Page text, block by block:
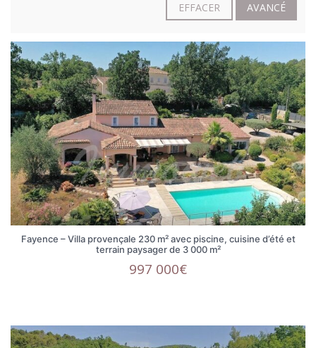
EFFACER AVANCÉ
Fayence – Villa provençale 230 m² avec piscine, cuisine d’été et
terrain paysager de 3 000 m²
997 000€